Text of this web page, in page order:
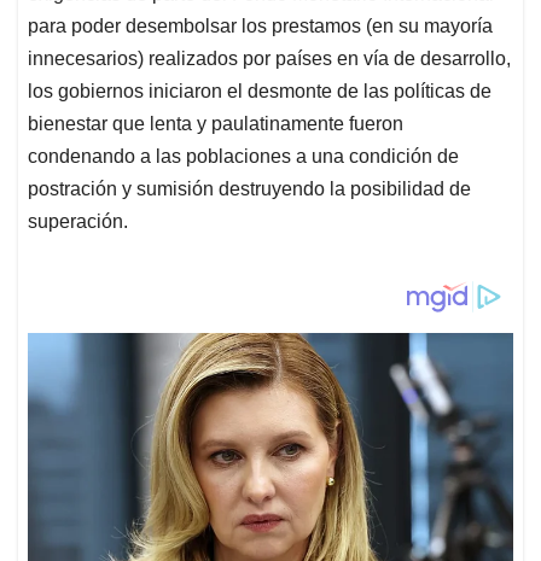
para poder desembolsar los prestamos (en su mayoría
innecesarios) realizados por países en vía de desarrollo,
los gobiernos iniciaron el desmonte de las políticas de
bienestar que lenta y paulatinamente fueron
condenando a las poblaciones a una condición de
postración y sumisión destruyendo la posibilidad de
superación.